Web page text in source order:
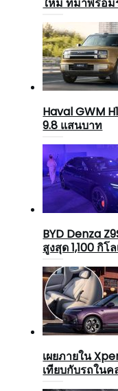
Haval GWM
9.8 แสนบาท
BYD Denza
สูงสุด 1,100 กิ
เผยภายใน
เทียบกับรถในค